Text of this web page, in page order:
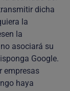
dicha
la
la
asociará su
Google.
empresas
haya